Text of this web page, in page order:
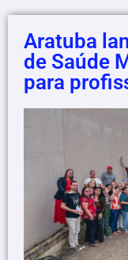
Aratuba
de Saúde
para